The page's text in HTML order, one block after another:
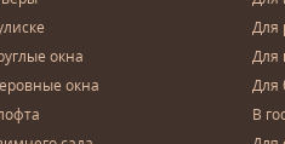
окна
окна
Для
Для
Для
В